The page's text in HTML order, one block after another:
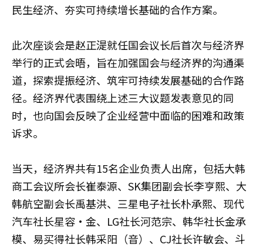
民生经济、夯实可持续增长基础的合作方案。
此次座谈会是赵正湜就任国会议长后首次与经济界
举行的正式会晤，旨在加强国会与经济界的沟通渠
道，探索提振经济、筑牢可持续发展基础的合作路
径。经济界代表围绕上述三大议题发表意见的同
时，也向国会反映了企业经营中面临的困难和政策
诉求。
当天，经济界共有15名企业负责人出席，包括大韩
商工会议所会长崔泰源、SK集团副会长李亨熙、大
韩航空副会长禹基洪、三星电子社长朴承熙、现代
汽车社长星容·金、LG社长河范宗、韩华社长金承
模、易买得社长韩采阳（音）、CJ社长许敏会、斗